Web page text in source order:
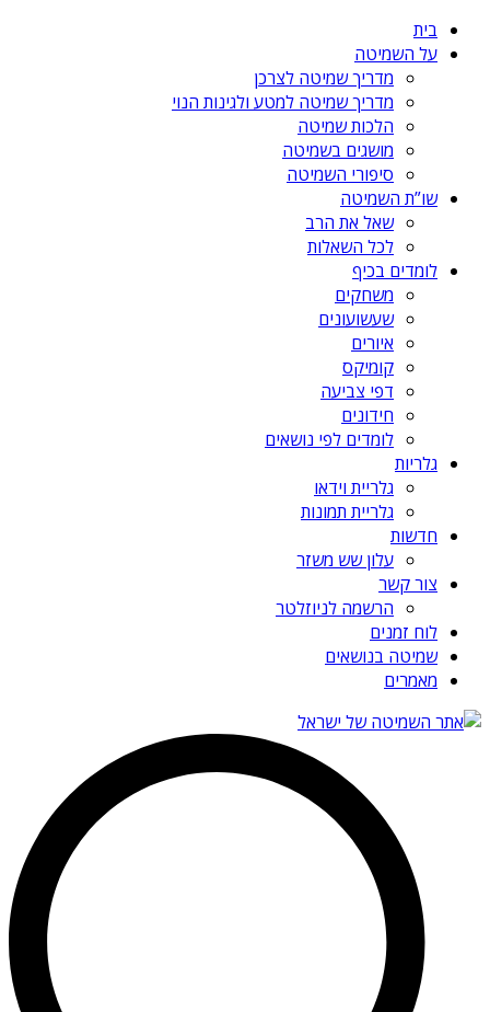
בית
על השמיטה
מדריך שמיטה לצרכן
מדריך שמיטה למטע ולגינות הנוי
הלכות שמיטה
מושגים בשמיטה
סיפורי השמיטה
שו”ת השמיטה
שאל את הרב
לכל השאלות
לומדים בכיף
משחקים
שעשועונים
איורים
קומיקס
דפי צביעה
חידונים
לומדים לפי נושאים
גלריות
גלריית וידאו
גלריית תמונות
חדשות
עלון שש משזר
צור קשר
הרשמה לניוזלטר
לוח זמנים
שמיטה בנושאים
מאמרים